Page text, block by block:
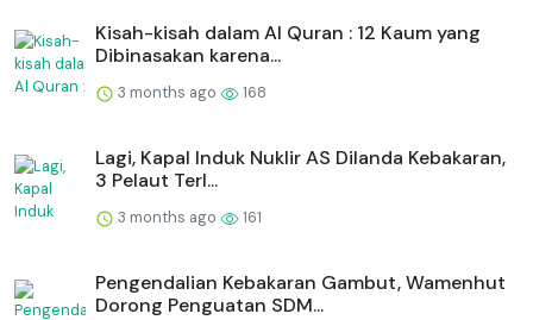
Kisah-kisah dalam Al Quran : 12 Kaum yang
Dibinasakan karena...
3 months ago 168
Lagi, Kapal Induk Nuklir AS Dilanda Kebakaran,
3 Pelaut Terl...
3 months ago 161
Pengendalian Kebakaran Gambut, Wamenhut
Dorong Penguatan SDM...